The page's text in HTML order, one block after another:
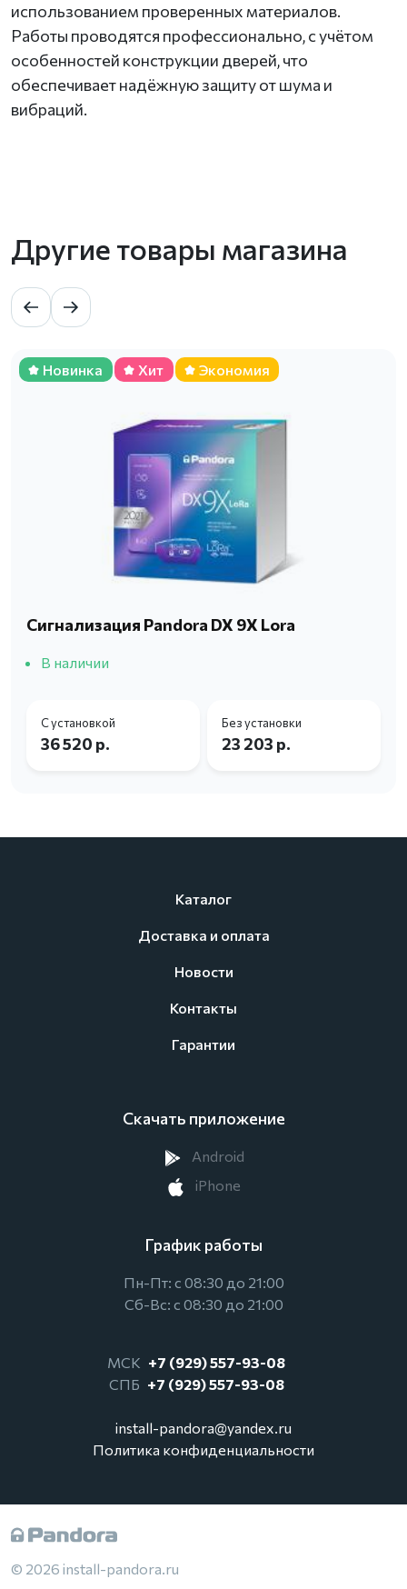
использованием проверенных материалов.
Работы проводятся профессионально, с учётом
особенностей конструкции дверей, что
обеспечивает надёжную защиту от шума и
вибраций.
Другие товары магазина
Новинка Хит Экономия
Сигнализация Pandora DX 9X Lora
В наличии
С установкой
36 520 р.
Без установки
23 203 р.
Каталог
Доставка и оплата
Новости
Контакты
Гарантии
Скачать приложение
Android
iPhone
График работы
Пн-Пт: с 08:30 до 21:00
Сб-Вс: с 08:30 до 21:00
МСК +7 (929) 557-93-08
СПБ +7 (929) 557-93-08
install-pandora@yandex.ru
Политика конфиденциальности
© 2026 install-pandora.ru